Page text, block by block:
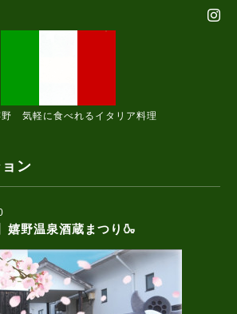
野 気軽に食べれるイタリア料理
ン
嬉野温泉酒蔵まつり🍶